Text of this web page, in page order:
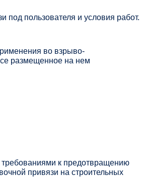
под пользователя и условия работ.
во взрыво-
размещенное на нем
требованиями к предотвращению
привязи на строительных